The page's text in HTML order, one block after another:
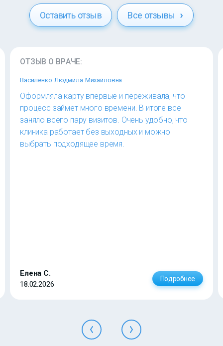
Оставить отзыв Все отзывы
ОТЗЫВ О ВРАЧЕ:
Василенко Людмила Михайловна
Оформляла карту впервые и переживала, что
процесс займет много времени. В итоге все
заняло всего пару визитов. Очень удобно, что
клиника работает без выходных и можно
выбрать подходящее время.
Елена С.
18.02.2026
Подробнее